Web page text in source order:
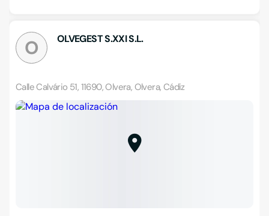
O OLVEGEST S.XXI S.L.
Calle Calvário 51, 11690, Olvera, Olvera, Cádiz